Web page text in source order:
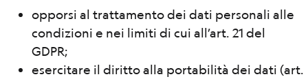
opporsi al trattamento dei dati personali alle
condizioni e nei limiti di cui all’art. 21 del
GDPR;
esercitare il diritto alla portabilità dei dati (art.